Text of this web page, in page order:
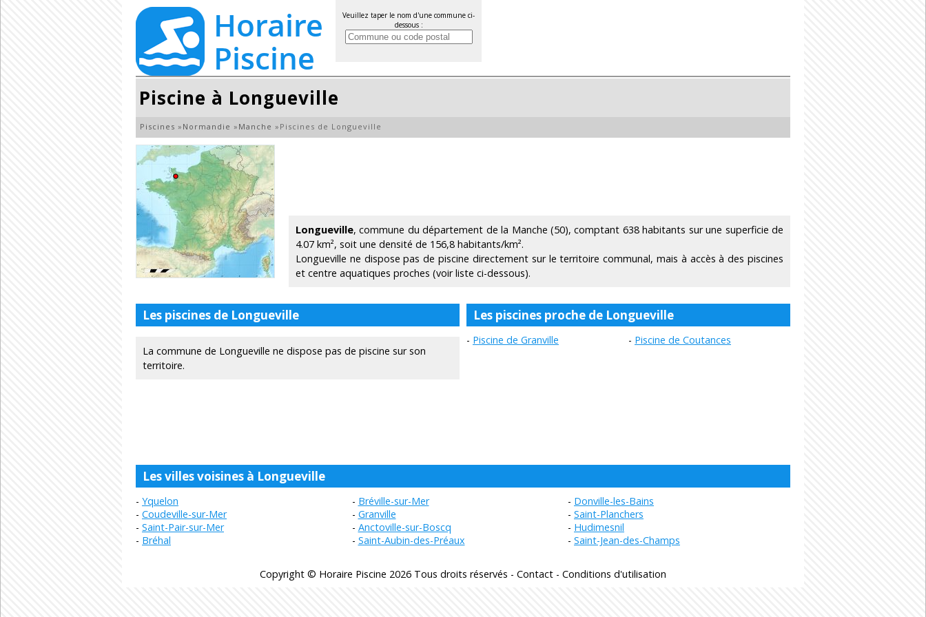
Veuillez taper le nom d'une commune ci-
dessous :
Piscine à Longueville
Piscines » Normandie » Manche » Piscines de Longueville
Longueville, commune du département de la Manche (50), comptant 638 habitants sur une superficie de
4.07 km², soit une densité de 156,8 habitants/km².
Longueville ne dispose pas de piscine directement sur le territoire communal, mais à accès à des piscines
et centre aquatiques proches (voir liste ci-dessous).
Les piscines de Longueville
La commune de Longueville ne dispose pas de piscine sur son
territoire.
Les piscines proche de Longueville
Piscine de Granville Piscine de Coutances
Les villes voisines à Longueville
Yquelon Bréville-sur-Mer
Donville-les-Bains
Coudeville-sur-Mer
Granville
Saint-Planchers
Saint-Pair-sur-Mer
Anctoville-sur-Boscq
Hudimesnil
Bréhal
Saint-Aubin-des-Préaux Saint-Jean-des-Champs
Copyright © Horaire Piscine 2026 Tous droits réservés - Contact - Conditions d'utilisation